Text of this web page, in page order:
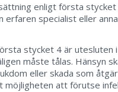
enligt första stycket
erfaren specialist eller
stycket 4 är utesluten
måste tålas. Hänsyn
eller skada som
möjligheten att förutse